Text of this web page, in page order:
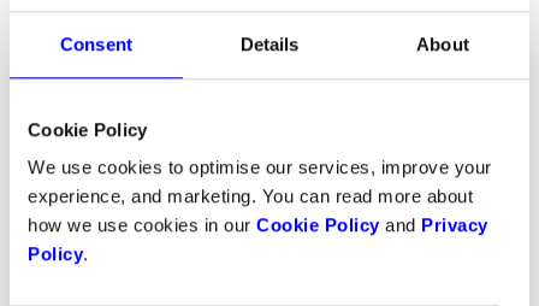
Consent Details About
Cookie Policy
We use cookies to optimise our services, improve your
experience, and marketing. You can read more about
how we use cookies in our Cookie Policy and Privacy
Policy.
Europa.
– Vi har bygget en teknologi som er raskere og
mer fleksibel enn det de tradisjonelle aktørene
kostnader, data, utviklingsfart og innovasjon.
Dette betyr at vi kan skape helt nye kundereiser
som tidligere har vært vanskelig å realisere. Våre
kunder får dermed mulighet til å tenke mer
kreativt om hvordan de best møter dagens og